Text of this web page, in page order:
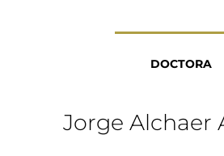
DOCTORA
Jorge Alchaer